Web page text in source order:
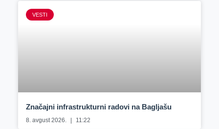
VESTI
Značajni infrastrukturni radovi na Bagljašu
8. avgust 2026. 11:22